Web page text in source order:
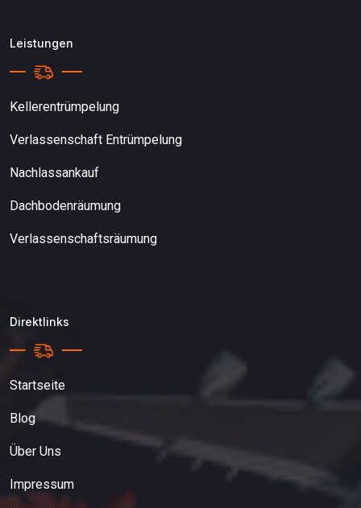
Leistungen
Kellerentrümpelung
Verlassenschaft Entrümpelung
Nachlassankauf
Dachbodenräumung
Verlassenschaftsräumung
Direktlinks
Startseite
Blog
Über Uns
Impressum